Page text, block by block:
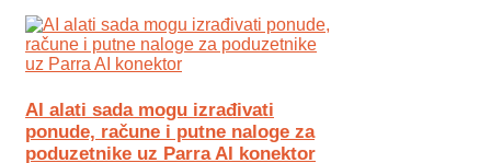
AI alati sada mogu izrađivati
ponude, račune i putne naloge za
poduzetnike uz Parra AI konektor